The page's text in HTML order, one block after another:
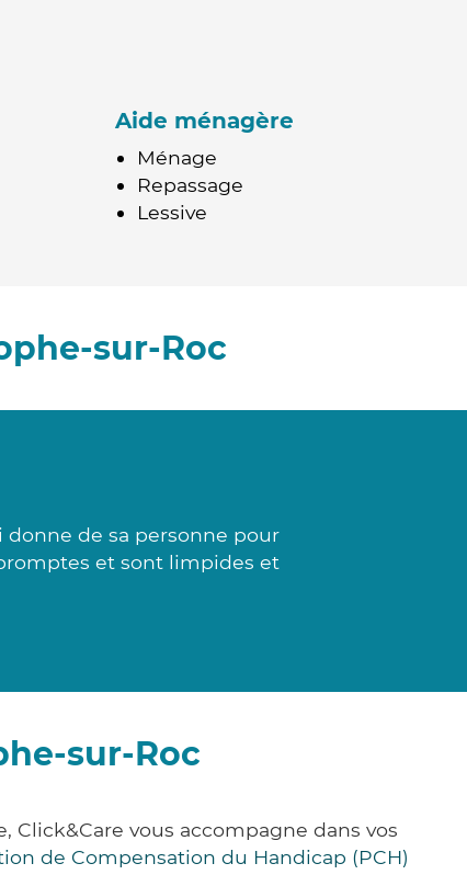
Aide ménagère
Ménage
Repassage
Lessive
sur-Roc
de sa personne pour
et sont limpides et
sur-Roc
vous accompagne dans vos
de Compensation du Handicap (PCH)